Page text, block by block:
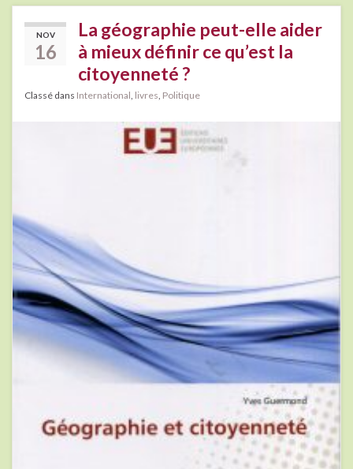
NOV
16
La géographie peut-elle aider
à mieux définir ce qu’est la
citoyenneté ?
Classé dans International livres Politique